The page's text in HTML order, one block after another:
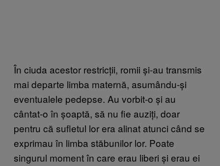
În ciuda acestor restricții, romii și-au transmis
mai departe limba maternă, asumându-și
eventualele pedepse. Au vorbit-o și au
cântat-o în șoaptă, să nu fie auziți, doar
pentru că sufletul lor era alinat atunci când se
exprimau în limba stăbunilor lor. Poate
singurul moment în care erau liberi și erau ei